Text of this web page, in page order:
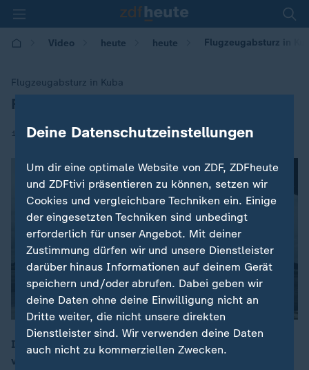
Video heute heute Flugzeugabsturz in
Flugzeugabsturz in Kuba
:Flugzeugabsturz: Mehr als 100 Tote
19.05.2018 | 09:20
In Kuba ist eine Boeing 737 kurz nach dem Start
verunglückt. Mehr als 100 Menschen kamen ums
Deine Datenschutzeinstellungen
Um dir eine optimale Website von ZDF, ZDFheute
und ZDFtivi präsentieren zu können, setzen wir
Cookies und vergleichbare Techniken ein. Einige
der eingesetzten Techniken sind unbedingt
erforderlich für unser Angebot. Mit deiner
Zustimmung dürfen wir und unsere Dienstleister
darüber hinaus Informationen auf deinem Gerät
speichern und/oder abrufen. Dabei geben wir
deine Daten ohne deine Einwilligung nicht an
Dritte weiter, die nicht unsere direkten
Dienstleister sind. Wir verwenden deine Daten
auch nicht zu kommerziellen Zwecken.